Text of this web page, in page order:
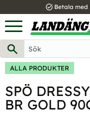
Meny
task_alt Betala med
ALLA PRODUKTER
SPÖ
BR GOLD